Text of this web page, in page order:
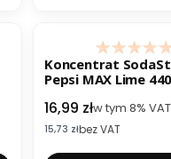
Koncentrat
Pepsi MAX Lime
Cena brutto
16,99 złw tym 8% VAT
Cena netto
15,73 złbez VAT